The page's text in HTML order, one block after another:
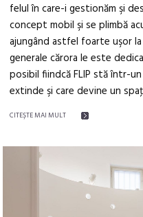
felul în care-i gestionăm şi
concept mobil şi se plimbă
ajungând astfel foarte uşor
generale cărora le este
posibil fiindcă FLIP stă într-
extinde şi care devine un
CITEŞTE MAI MULT